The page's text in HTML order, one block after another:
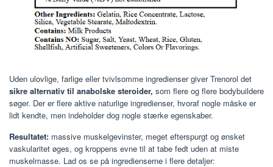
Uden ulovlige, farlige eller tvivlsomme ingredienser giver Trenorol det
sikre alternativ til anabolske steroider, som flere og flere bodybuildere
søger. Der er flere aktive naturlige ingredienser, hvoraf nogle måske er
lidt kendte, men indeholder dog nogle stærke egenskaber.
Resultatet: massive muskelgevinster, meget efterspurgt og ønsket
vaskularitet øges, og kroppens evne til at tabe fedt uden at miste
muskelmasse. Lad os se på ingredienserne i flere detaljer: